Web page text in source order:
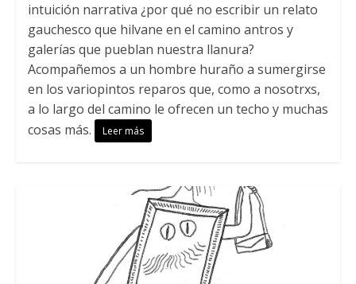
intuición narrativa ¿por qué no escribir un relato
gauchesco que hilvane en el camino antros y
galerías que pueblan nuestra llanura?
Acompañemos a un hombre huraño a sumergirse
en los variopintos reparos que, como a nosotrxs,
a lo largo del camino le ofrecen un techo y muchas
cosas más.
Leer más